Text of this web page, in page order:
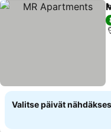
Valitse päivät